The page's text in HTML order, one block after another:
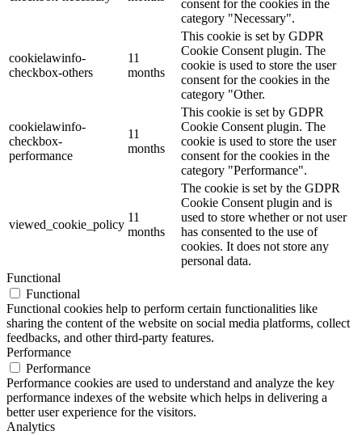
consent for the cookies in the
category "Necessary".
cookielawinfo-
checkbox-others
11
months
This cookie is set by GDPR
Cookie Consent plugin. The
cookie is used to store the user
consent for the cookies in the
category "Other.
cookielawinfo-
checkbox-
performance
11
months
This cookie is set by GDPR
Cookie Consent plugin. The
cookie is used to store the user
consent for the cookies in the
category "Performance".
viewed_cookie_policy
11
months
The cookie is set by the GDPR
Cookie Consent plugin and is
used to store whether or not user
has consented to the use of
cookies. It does not store any
personal data.
Functional
Functional
Functional cookies help to perform certain functionalities like
sharing the content of the website on social media platforms, collect
feedbacks, and other third-party features.
Performance
Performance
Performance cookies are used to understand and analyze the key
performance indexes of the website which helps in delivering a
better user experience for the visitors.
Analytics